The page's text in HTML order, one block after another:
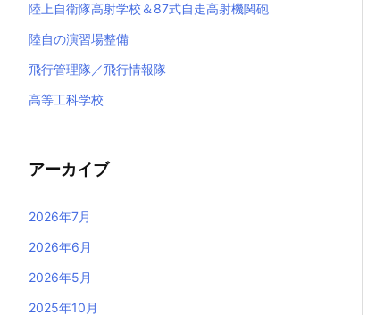
陸上自衛隊高射学校＆87式自走高射機関砲
陸自の演習場整備
飛行管理隊／飛行情報隊
高等工科学校
アーカイブ
2026年7月
2026年6月
2026年5月
2025年10月